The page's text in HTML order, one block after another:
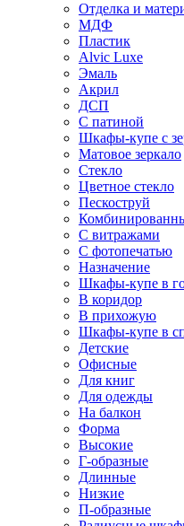
Отделка и
МДФ
Пластик
Alvic Luxe
Эмаль
Акрил
ДСП
С патиной
Шкафы-купе с
Матовое зеркало
Стекло
Цветное стекло
Пескоструй
С витражами
С фотопечатью
Назначение
Шкафы-купе в
В коридор
В прихожую
Шкафы-купе в
Детские
Офисные
Для книг
Для одежды
На балкон
Форма
Высокие
Г-образные
Длинные
Низкие
П-образные